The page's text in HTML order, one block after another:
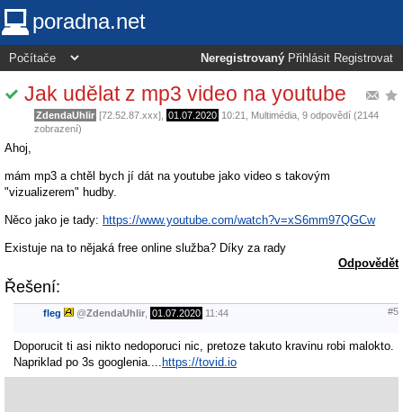
poradna.net
Neregistrovaný Přihlásit Registrovat
Jak udělat z mp3 video na youtube
ZdendaUhlir [72.52.87.xxx], 01.07.2020 10:21 Multimédia , 9 odpovědí (2144
zobrazení)
Ahoj,
mám mp3 a chtěl bych jí dát na youtube jako video s takovým
"vizualizerem" hudby.
Něco jako je tady: https://www.youtube.com/watch?v=xS6mm97QGCw
Existuje na to nějaká free online služba? Díky za rady
Odpovědět
Řešení:
fleg @ZdendaUhlir 01.07.2020 11:44 #5
Doporucit ti asi nikto nedoporuci nic, pretoze takuto kravinu robi malokto.
Napriklad po 3s googlenia.... https://tovid.io